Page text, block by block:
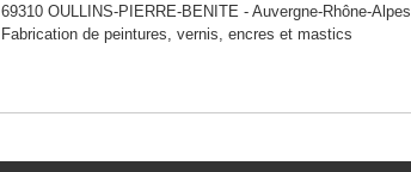
69310 OULLINS-PIERRE-BENITE - Auvergne-Rhône-Alpes
Fabrication de peintures, vernis, encres et mastics